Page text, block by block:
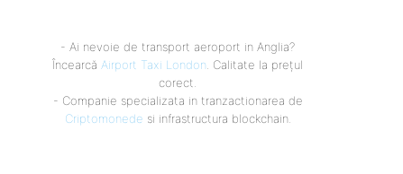
- Ai nevoie de transport aeroport in Anglia?
Încearcă Airport Taxi London. Calitate la prețul
corect.
- Companie specializata in tranzactionarea de
Criptomonede si infrastructura blockchain.